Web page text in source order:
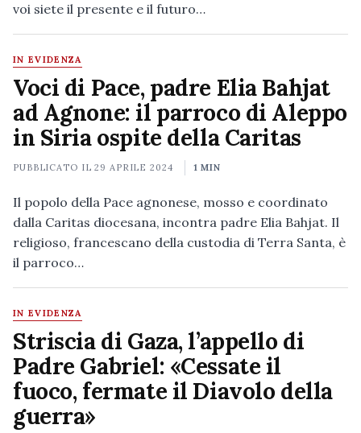
voi siete il presente e il futuro…
IN EVIDENZA
Voci di Pace, padre Elia Bahjat
ad Agnone: il parroco di Aleppo
in Siria ospite della Caritas
PUBBLICATO IL29 APRILE 2024 1 MIN
Il popolo della Pace agnonese, mosso e coordinato
dalla Caritas diocesana, incontra padre Elia Bahjat. Il
religioso, francescano della custodia di Terra Santa, è
il parroco…
IN EVIDENZA
Striscia di Gaza, l’appello di
Padre Gabriel: «Cessate il
fuoco, fermate il Diavolo della
guerra»